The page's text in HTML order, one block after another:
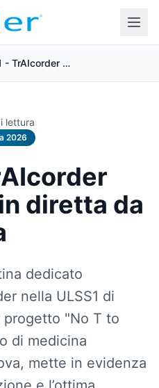
- TrAIcorder …
lettura
2026
diretta da
dedicato
nella ULSS1 di
"No T to
di medicina
mette in evidenza